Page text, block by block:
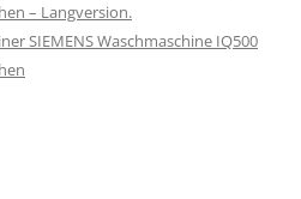
– Langversion.
SIEMENS Waschmaschine IQ500